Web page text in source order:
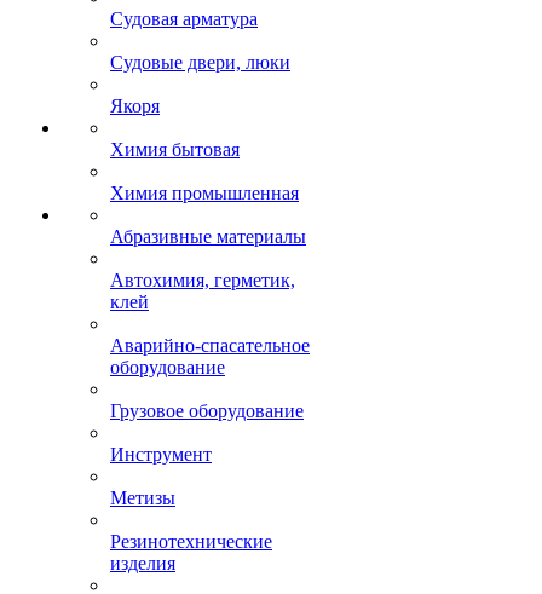
Судовая арматура
Судовые двери, люки
Якоря
Химия бытовая
Химия промышленная
Абразивные материалы
Автохимия, герметик,
клей
Аварийно-спасательное
оборудование
Грузовое оборудование
Инструмент
Метизы
Резинотехнические
изделия